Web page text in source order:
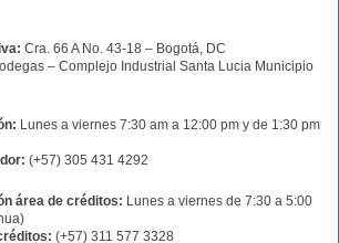
Cra. 66 A No. 43-18 – Bogotá, DC
– Complejo Industrial Santa Lucia Municipio
Lunes a viernes 7:30 am a 12:00 pm y de 1:30 pm
(+57) 305 431 4292
área de créditos: Lunes a viernes de 7:30 a 5:00
(+57) 311 577 3328